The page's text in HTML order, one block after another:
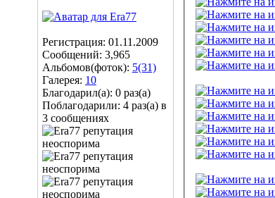
Регистрация: 01.11.2009
Сообщений: 3,965
Альбомов(фоток): 5(31)
Галерея: 10
Благодарил(а): 0 раз(а)
Поблагодарили: 4 раз(а) в
3 сообщениях